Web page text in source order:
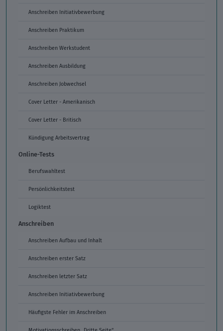
Anschreiben Initiativbewerbung
Anschreiben Praktikum
Anschreiben Werkstudent
Anschreiben Ausbildung
Anschreiben Jobwechsel
Cover Letter - Amerikanisch
Cover Letter - Britisch
Kündigung Arbeitsvertrag
Online-Tests
Berufswahltest
Persönlichkeitstest
Logiktest
Anschreiben
Anschreiben Aufbau und Inhalt
Anschreiben erster Satz
Anschreiben letzter Satz
Anschreiben Initiativbewerbung
Häufigste Fehler im Anschreiben